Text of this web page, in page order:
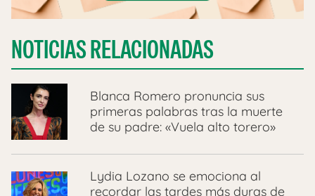
NOTICIAS RELACIONADAS
Blanca Romero pronuncia sus
primeras palabras tras la muerte
de su padre: «Vuela alto torero»
Lydia Lozano se emociona al
recordar las tardes más duras de